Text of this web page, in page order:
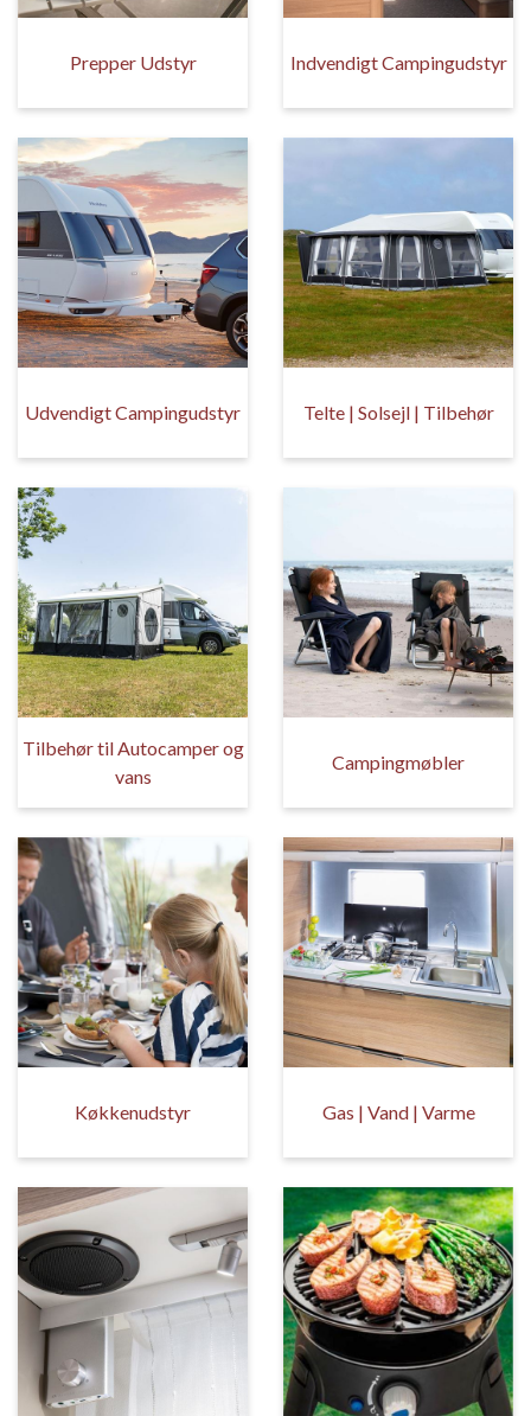
Prepper Udstyr Indvendigt Campingudstyr
Udvendigt Campingudstyr Telte | Solsejl | Tilbehør
Tilbehør til Autocamper og
vans
Campingmøbler
Køkkenudstyr Gas | Vand | Varme